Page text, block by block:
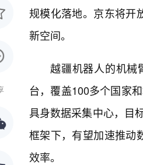
规模化落地。京东将开
新空间。
越疆机器人的机械
台，覆盖100多个国家
具身数据采集中心，目
框架下，有望加速推动
效率。